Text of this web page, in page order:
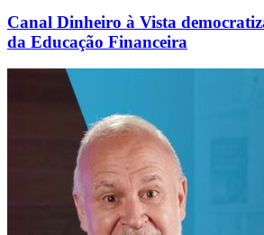
Canal Dinheiro à Vista
da Educação Financeira